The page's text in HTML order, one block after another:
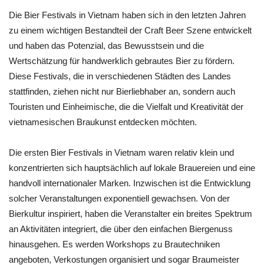
Die Bier Festivals in Vietnam haben sich in den letzten Jahren
zu einem wichtigen Bestandteil der Craft Beer Szene entwickelt
und haben das Potenzial, das Bewusstsein und die
Wertschätzung für handwerklich gebrautes Bier zu fördern.
Diese Festivals, die in verschiedenen Städten des Landes
stattfinden, ziehen nicht nur Bierliebhaber an, sondern auch
Touristen und Einheimische, die die Vielfalt und Kreativität der
vietnamesischen Braukunst entdecken möchten.
Die ersten Bier Festivals in Vietnam waren relativ klein und
konzentrierten sich hauptsächlich auf lokale Brauereien und eine
handvoll internationaler Marken. Inzwischen ist die Entwicklung
solcher Veranstaltungen exponentiell gewachsen. Von der
Bierkultur inspiriert, haben die Veranstalter ein breites Spektrum
an Aktivitäten integriert, die über den einfachen Biergenuss
hinausgehen. Es werden Workshops zu Brautechniken
angeboten, Verkostungen organisiert und sogar Braumeister